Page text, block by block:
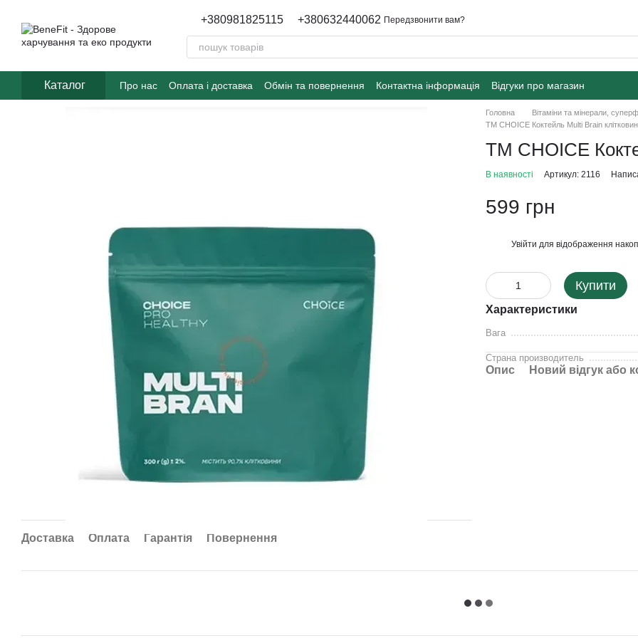
+380981825115 +380632440062 Передзвонити вам?
Каталог Про нас Оплата і доставка Обмін та повернення Контактна інформація Відгуки про магазин
Доставка Оплата Гарантія Повернення
Головна Вітаміни та мінерали,
ТМ CHOICE Коктейль Multi Brain
ТМ CHOICE
В наявності Артикул: 2116
599 грн
Увійти для відображення
Купити
Характеристики
Вага
Страна производитель
Опис Новий відгук або